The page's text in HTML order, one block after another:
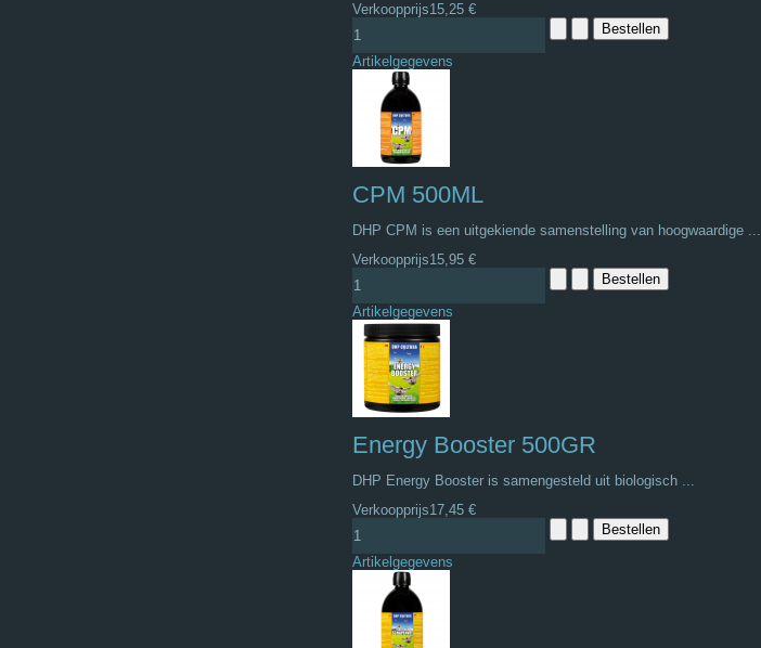
Verkoopprijs15,25 €
Artikelgegevens
CPM 500ML
DHP CPM is een uitgekiende samenstelling van hoogwaardige ...
Verkoopprijs15,95 €
Artikelgegevens
Energy Booster 500GR
DHP Energy Booster is samengesteld uit biologisch ...
Verkoopprijs17,45 €
Artikelgegevens